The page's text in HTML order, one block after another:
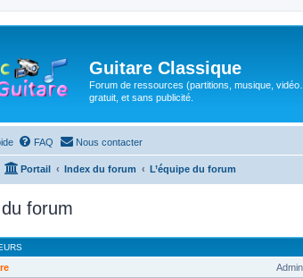
Guitare Classique
Forum de ressources (partitions, musique,
gratuit, et sans publicité.
FAQ Nous contacter
Portail Index du forum L’équipe du forum
du forum